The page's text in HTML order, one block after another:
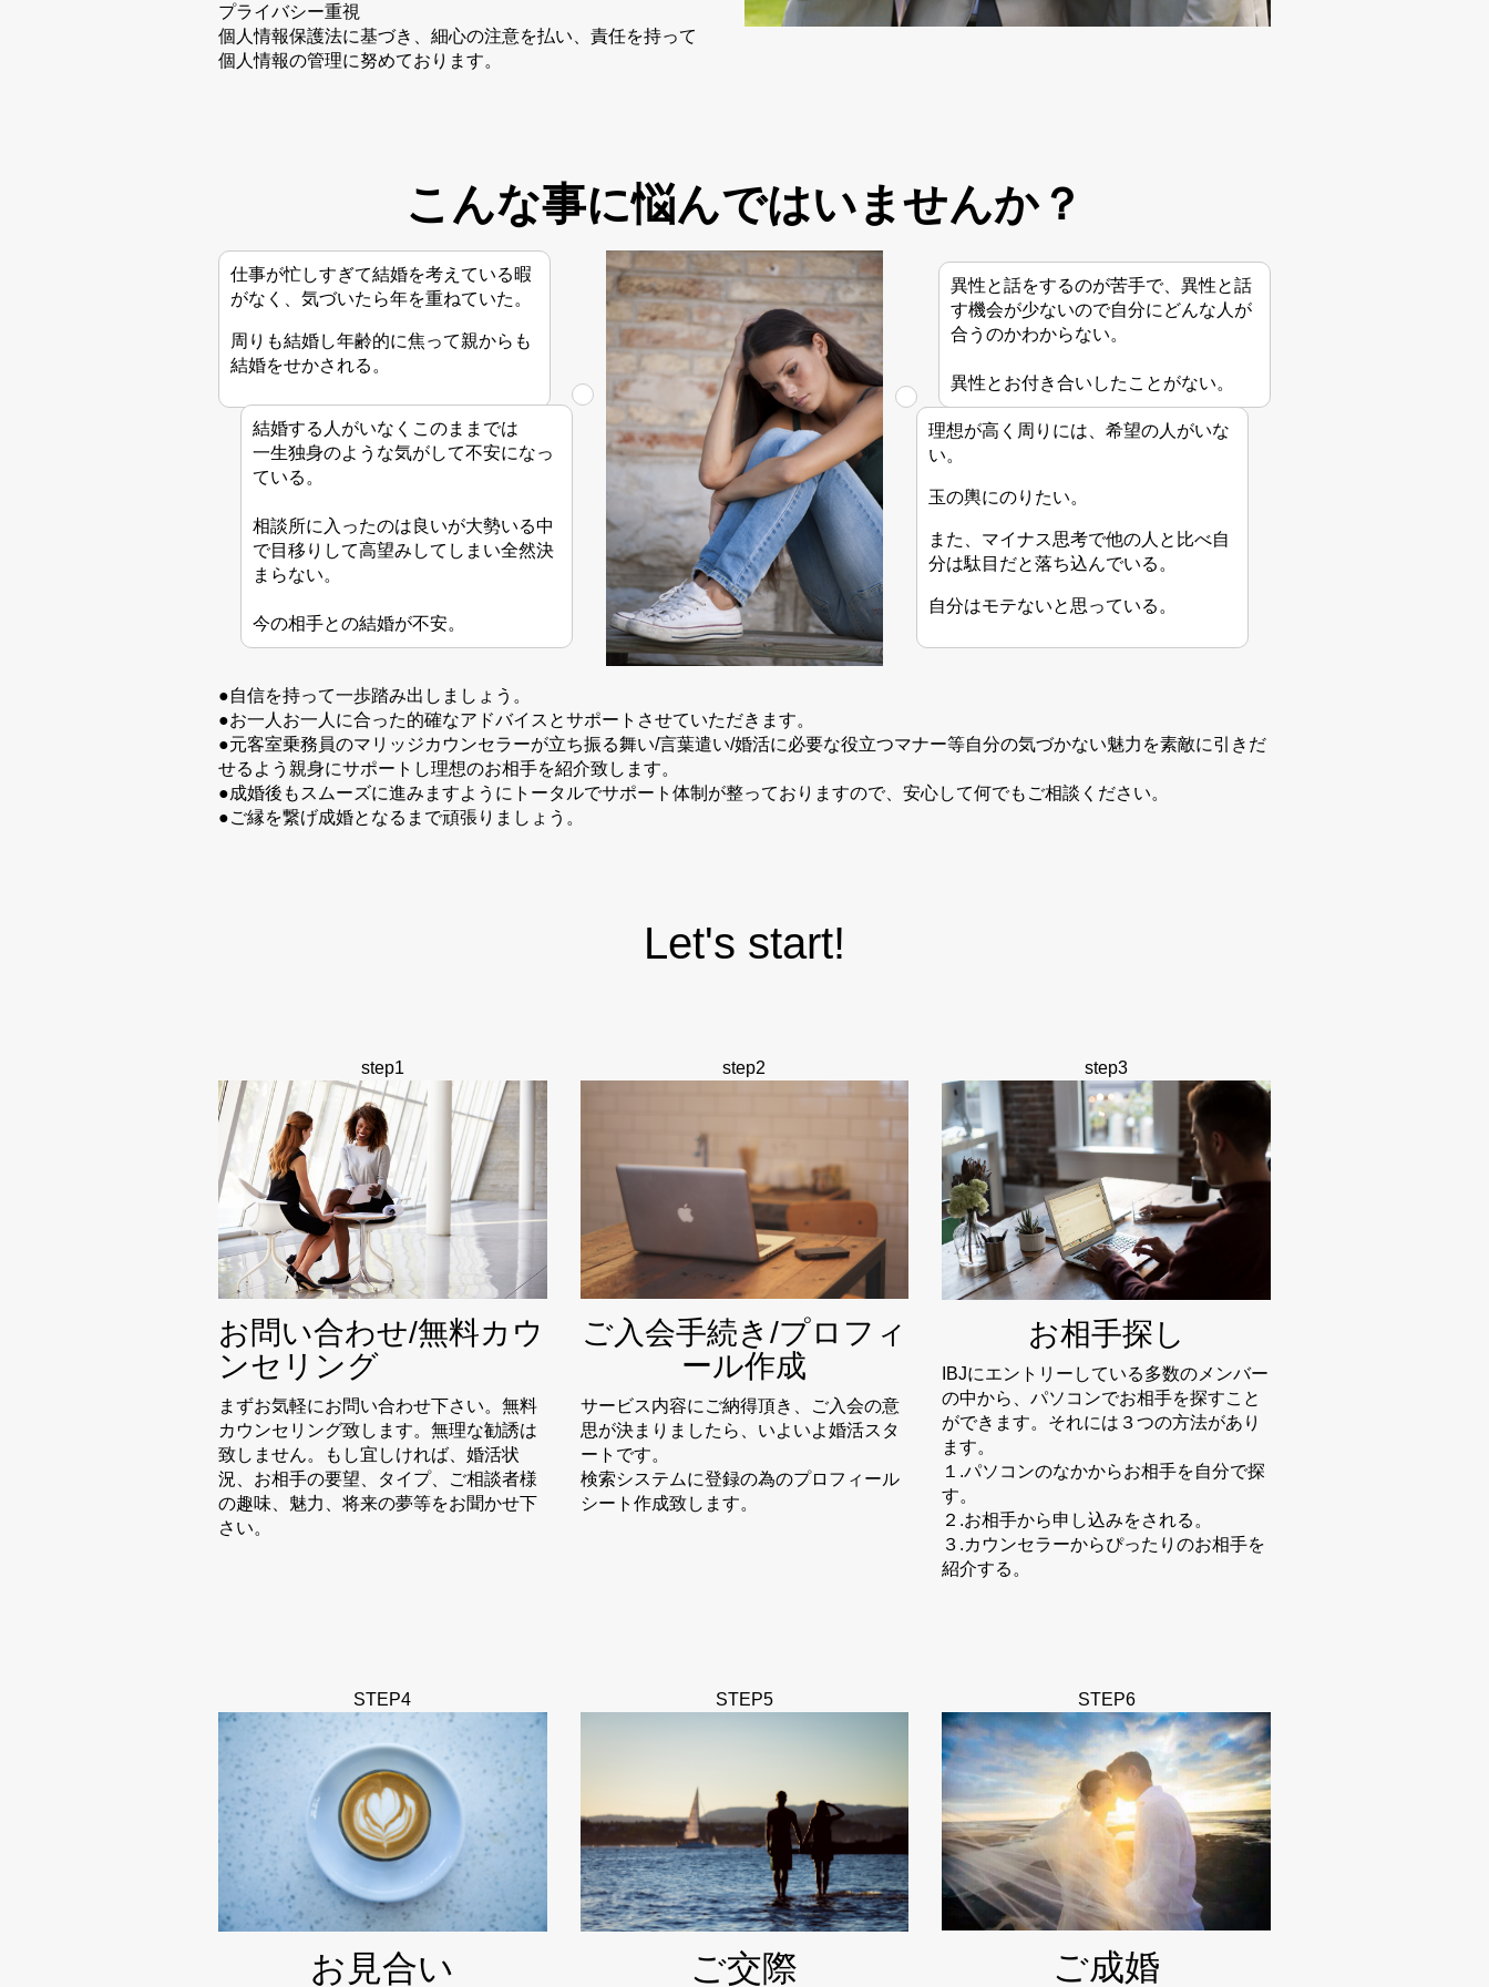
プライバシー重視
個人情報保護法に基づき、細心の注意を払い、責任を持って
個人情報の管理に努めております。
こんな事に悩んではいませんか？
仕事が忙しすぎて結婚を考えている暇
がなく、気づいたら年を重ねていた。
周りも結婚し年齢的に焦って親からも
結婚をせかされる。
異性と話をするのが苦手で、異性と話
す機会が少ないので自分にどんな人が
合うのかわからない。
異性とお付き合いしたことがない。
結婚する人がいなくこのままでは
一生独身のような気がして不安になっ
ている。
相談所に入ったのは良いが大勢いる中
で目移りして高望みしてしまい全然決
まらない。
今の相手との結婚が不安。
理想が高く周りには、希望の人がいな
い。
玉の輿にのりたい。
また、マイナス思考で他の人と比べ自
分は駄目だと落ち込んでいる。
自分はモテないと思っている。
●自信を持って一歩踏み出しましょう。
●お一人お一人に合った的確なアドバイスとサポートさせていただきます。
●元客室乗務員のマリッジカウンセラーが立ち振る舞い/言葉遣い/婚活に必要な役立つマナー等自分の気づかない魅力を素敵に引きだ
せるよう親身にサポートし理想のお相手を紹介致します。
●成婚後もスムーズに進みますようにトータルでサポート体制が整っておりますので、安心して何でもご相談ください。
●ご縁を繋げ成婚となるまで頑張りましょう。
Let's start!
step1
お問い合わせ/無料カウ
ンセリング
まずお気軽にお問い合わせ下さい。無料
カウンセリング致します。無理な勧誘は
致しません。もし宜しければ、婚活状
況、お相手の要望、タイプ、ご相談者様
の趣味、魅力、将来の夢等をお聞かせ下
さい。
step2
ご入会手続き/プロフィ
ール作成
サービス内容にご納得頂き、ご入会の意
思が決まりましたら、いよいよ婚活スタ
ートです。
検索システムに登録の為のプロフィール
シート作成致します。
step3
お相手探し
IBJにエントリーしている多数のメンバー
の中から、パソコンでお相手を探すこと
ができます。それには３つの方法があり
ます。
１.パソコンのなかからお相手を自分で探
す。
２.お相手から申し込みをされる。
３.カウンセラーからぴったりのお相手を
紹介する。
STEP4
お見合い
STEP5
ご交際
STEP6
ご成婚